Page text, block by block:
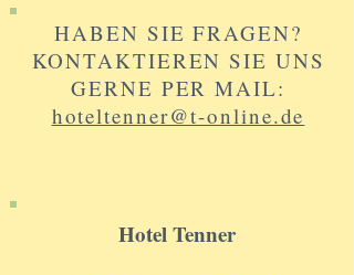
HABEN SIE FRAGEN?
KONTAKTIEREN SIE UNS
GERNE PER MAIL:
hoteltenner@t-online.de
Hotel Tenner